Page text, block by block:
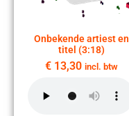
Onbekende artiest en
titel (3:18)
€13,30 incl. btw